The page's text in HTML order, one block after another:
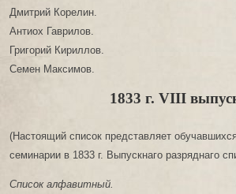
Дмитрий Корелин.
Антиох Гаврилов.
Григорий Кириллов.
Семен Максимов.
1833 г. VIII
(Настоящий список представляет
семинарии в 1833 г. Выпускнаго разряднаго
Список алфавитный.